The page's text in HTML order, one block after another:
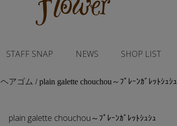
STAFF SNAP NEWS SHOP LIST
ヘアゴム / plain galette chouchou～ﾌﾟﾚｰﾝｶﾞﾚｯﾄｼｭｼｭ
plain galette chouchou～ﾌﾟﾚｰﾝｶﾞﾚｯﾄｼｭｼｭ